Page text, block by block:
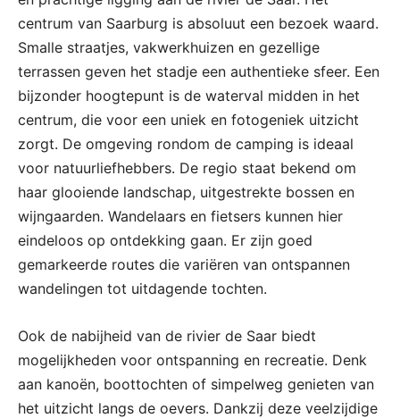
centrum van Saarburg is absoluut een bezoek waard.
Smalle straatjes, vakwerkhuizen en gezellige
terrassen geven het stadje een authentieke sfeer. Een
bijzonder hoogtepunt is de waterval midden in het
centrum, die voor een uniek en fotogeniek uitzicht
zorgt. De omgeving rondom de camping is ideaal
voor natuurliefhebbers. De regio staat bekend om
haar glooiende landschap, uitgestrekte bossen en
wijngaarden. Wandelaars en fietsers kunnen hier
eindeloos op ontdekking gaan. Er zijn goed
gemarkeerde routes die variëren van ontspannen
wandelingen tot uitdagende tochten.
Ook de nabijheid van de rivier de Saar biedt
mogelijkheden voor ontspanning en recreatie. Denk
aan kanoën, boottochten of simpelweg genieten van
het uitzicht langs de oevers. Dankzij deze veelzijdige